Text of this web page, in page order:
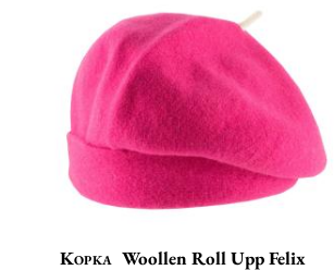
Kopka Woollen Roll Upp Felix